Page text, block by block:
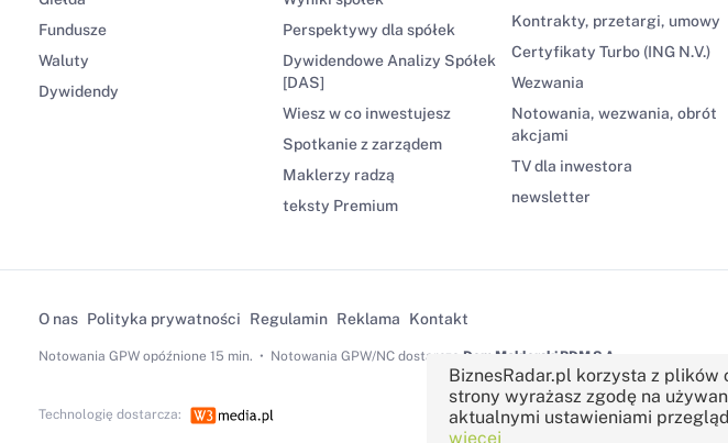
Fundusze
Waluty
Dywidendy
Perspektywy dla spółek
Dywidendowe Analizy Spółek
[DAS]
Wiesz w co inwestujesz
Spotkanie z zarządem
Maklerzy radzą
teksty Premium
Kontrakty, przetargi, umowy
Certyfikaty Turbo (ING N.V.)
Wezwania
Notowania, wezwania, obrót
akcjami
TV dla inwestora
newsletter
O nas Polityka prywatności Regulamin Reklama Kontakt
Notowania GPWopóźnione 15 min. Notowania GPW/NC dostarcza Dom Maklerski BDM S.A.
Technologię dostarcza:
BiznesRadar.pl korzysta z plików
strony wyrażasz zgodę na
aktualnymi ustawieniami
więcej